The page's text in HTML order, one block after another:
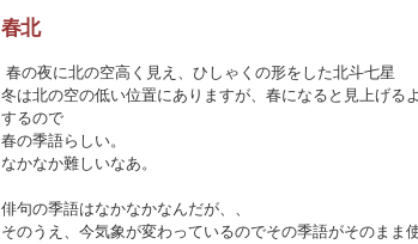
春北
春の夜に北の空高く見え、ひしゃくの形をした北斗七星
冬は北の空の低い位置にありますが、春になると見上げる
するので
春の季語らしい。
なかなか難しいなあ。
俳句の季語はなかなかなんだが、、
そのうえ、今気象が変わっているのでその季語がそのまま